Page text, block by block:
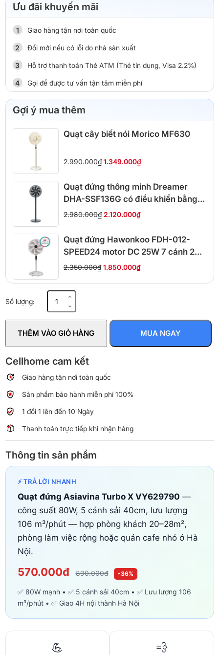
Ưu đãi khuyến mãi
Giao hàng tận nơi toàn quốc
Đổi mới nếu có lỗi do nhà sản xuất
Hỗ trợ thanh toán Thẻ ATM (Thẻ tín dụng, Visa 2.2%)
Gọi để được tư vấn tận tâm miễn phí
Gợi ý mua thêm
Quạt cây biết nói Morico MF630
2.990.000₫ 1.349.000₫
Quạt đứng thông minh Dreamer
DHA-SSF136G có điều khiển bằng
giọng nói
2.980.000₫ 2.120.000₫
Quạt đứng Hawonkoo FDH-012-
SPEED24 motor DC 25W 7 cánh 24
cấp gió
2.350.000₫ 1.850.000₫
Số lượng:
Quạt
đứng
X
VY629790
lượng
THÊM VÀO GIỎ HÀNG MUA NGAY
Cellhome cam kết
Giao hàng tận nơi toàn quốc
Sản phẩm bảo hành miễn phí 100%
1 đổi 1 lên đến 10 Ngày
Thanh toán trực tiếp khi nhận hàng
Thông tin sản phẩm
⚡ TRẢ LỜI NHANH
Quạt đứng Asiavina Turbo X VY629790 —
công suất 80W, 5 cánh sải 40cm, lưu lượng
106 m³/phút — hợp phòng khách 20–28m²,
phòng làm việc rộng hoặc quán cafe nhỏ ở Hà
Nội.
570.000đ 890.000đ -36%
✅ 80W mạnh • ✅ 5 cánh sải 40cm • ✅ Lưu lượng 106
m³/phút • ✅ Giao 4H nội thành Hà Nội
💪 💨